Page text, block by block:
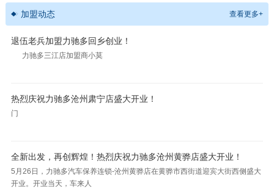
加盟动态 查看更多+
退伍老兵加盟力驰多回乡创业！
力驰多三江店加盟商小莫
热烈庆祝力驰多沧州肃宁店盛大开业！
门
全新出发，再创辉煌！热烈庆祝力驰多沧州黄骅店盛大开业！
5月26日，力驰多汽车保养连锁-沧州黄骅店在黄骅市西街道迎宾大街西侧盛大
开业。开业当天，车来人